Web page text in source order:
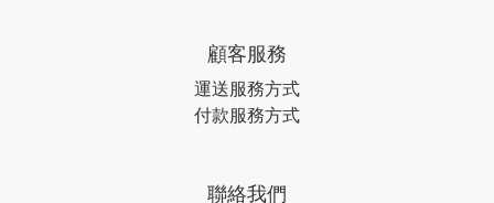
顧客服務
運送服務方式
付款服務方式
聯絡我們